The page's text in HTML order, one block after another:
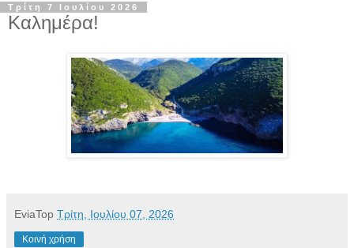
Τρίτη 7 Ιουλίου 2026
Καλημέρα!
EviaTop Τρίτη, Ιουλίου 07, 2026
Κοινή χρήση